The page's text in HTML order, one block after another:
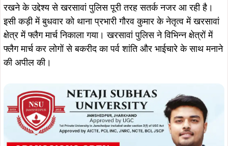
रखने के उद्देश्य से खरसावां पुलिस पूरी तरह सतर्क नजर आ रही है।
इसी कड़ी में बुधवार को थाना प्रभारी गौरव कुमार के नेतृत्व में खरसावां
क्षेत्र में फ्लैग मार्च निकाला गया।खरसावां पुलिस ने विभिन्न क्षेत्रों में
फ्लैग मार्च कर लोगों से बकरीद का पर्व शांति और भाईचारे के साथ मनाने
की अपील की।